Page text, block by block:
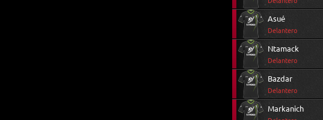
Asué
Delantero
Ntamack
Delantero
Bazdar
Delantero
Markanich